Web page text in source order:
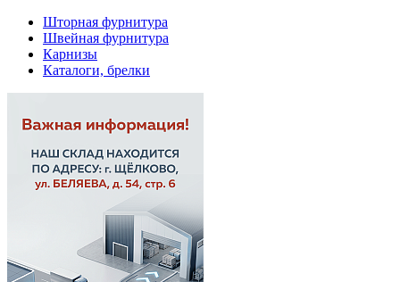
Шторная фурнитура
Швейная фурнитура
Карнизы
Каталоги, брелки